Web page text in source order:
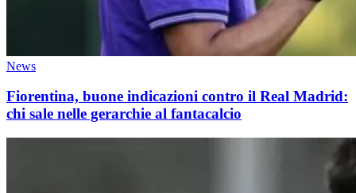
News
Fiorentina, buone indicazioni contro il Real Madrid:
chi sale nelle gerarchie al fantacalcio